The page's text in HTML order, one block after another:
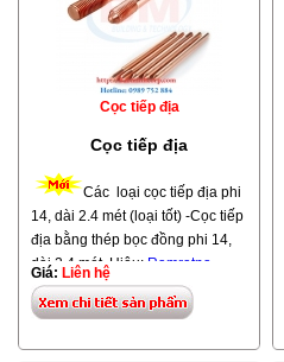
Cọc tiếp địa
Cọc tiếp địa
Các loại cọc tiếp địa phi
14, dài 2.4 mét (loại tốt) -Cọc tiếp
địa bằng thép bọc đồng phi 14,
dài 2.4 mét. Hiệu: Ramratna
Xuất xứ: Ấn Độ -Cọc tiếp địa
bằng thép bọc đồng phi 14,
Giá: Liên hệ